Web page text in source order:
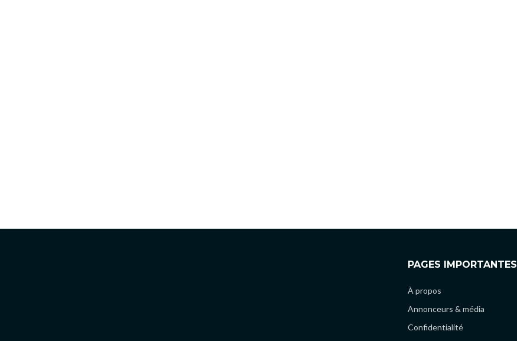
PAGES IMPORTANTES
À propos
Annonceurs & média
Confidentialité